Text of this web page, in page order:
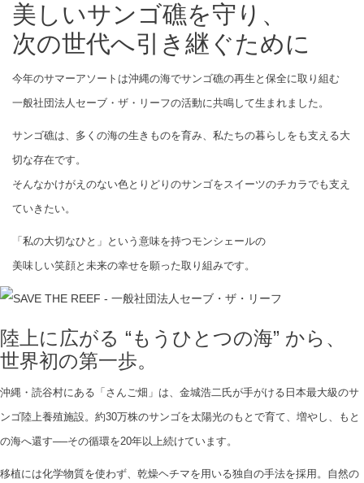
美しいサンゴ礁を守り、
次の世代へ引き継ぐために
今年のサマーアソートは沖縄の海でサンゴ礁の再生と保全に取り組む
一般社団法人セーブ・ザ・リーフの活動に共鳴して生まれました。
サンゴ礁は、多くの海の生きものを育み、私たちの暮らしをも支える大
切な存在です。
そんなかけがえのない色とりどりのサンゴをスイーツのチカラでも支え
ていきたい。
「私の大切なひと」という意味を持つモンシェールの
美味しい笑顔と未来の幸せを願った取り組みです。
陸上に広がる “もうひとつの海” から、
世界初の第一歩。
沖縄・読谷村にある「さんご畑」は、金城浩二氏が手がける日本最大級のサ
ンゴ陸上養殖施設。約30万株のサンゴを太陽光のもとで育て、増やし、もと
の海へ還す──その循環を20年以上続けています。
移植には化学物質を使わず、乾燥ヘチマを用いる独自の手法を採用。自然の